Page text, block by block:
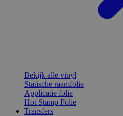
Bekijk alle vinyl
Statische raamfolie
Applicatie folie
Hot Stamp Folie
Transfers